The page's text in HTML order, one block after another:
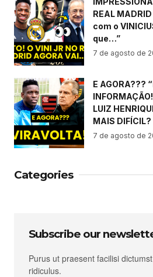
REAL
com o
que…”
7 de agosto de
E AGORA???
LUIZ
MAIS DIFÍCIL?
7 de agosto de
Categories
Subscribe our
Purus ut praesent facilisi
ridiculus.